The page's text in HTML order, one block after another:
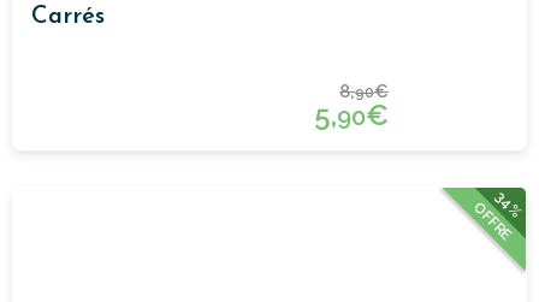
Carrés
8,90€
5,90€
34%
OFFRE